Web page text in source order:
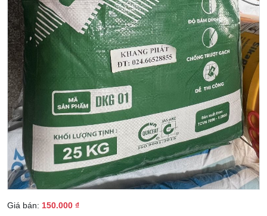
Giá bán: 150.000 ₫